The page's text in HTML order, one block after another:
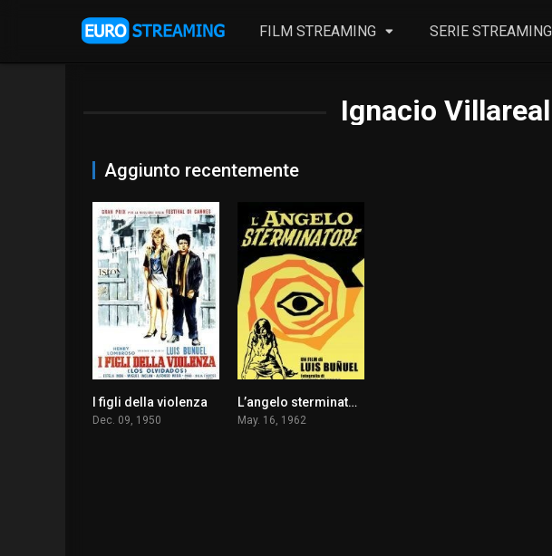
FILM STREAMING SERIE STREAMING
Ignacio Villareal
Aggiunto recentemente
8.3
I figli della violenza
Dec. 09, 1950
8.2
L’angelo sterminatore
May. 16, 1962